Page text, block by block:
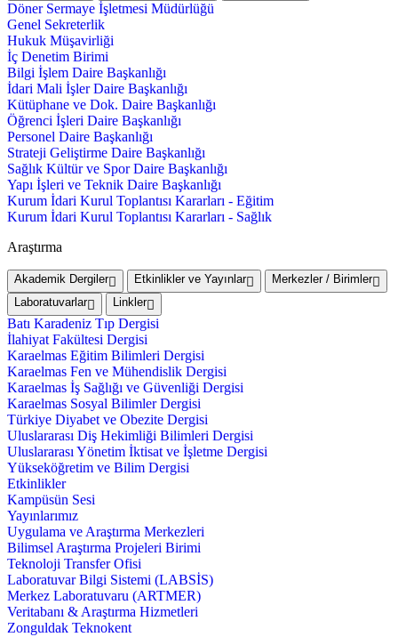
Döner Sermaye İşletmesi Müdürlüğü
Genel Sekreterlik
Hukuk Müşavirliği
İç Denetim Birimi
Bilgi İşlem Daire Başkanlığı
İdari Mali İşler Daire Başkanlığı
Kütüphane ve Dok. Daire Başkanlığı
Öğrenci İşleri Daire Başkanlığı
Personel Daire Başkanlığı
Strateji Geliştirme Daire Başkanlığı
Sağlık Kültür ve Spor Daire Başkanlığı
Yapı İşleri ve Teknik Daire Başkanlığı
Kurum İdari Kurul Toplantısı Kararları - Eğitim
Kurum İdari Kurul Toplantısı Kararları - Sağlık
Araştırma
Akademik Dergiler Etkinlikler ve Yayınlar
Merkezler / Birimler
Laboratuvarlar
Linkler
Batı Karadeniz Tıp Dergisi
İlahiyat Fakültesi Dergisi
Karaelmas Eğitim Bilimleri Dergisi
Karaelmas Fen ve Mühendislik Dergisi
Karaelmas İş Sağlığı ve Güvenliği Dergisi
Karaelmas Sosyal Bilimler Dergisi
Türkiye Diyabet ve Obezite Dergisi
Uluslararası Diş Hekimliği Bilimleri Dergisi
Uluslararası Yönetim İktisat ve İşletme Dergisi
Yükseköğretim ve Bilim Dergisi
Etkinlikler
Kampüsün Sesi
Yayınlarımız
Uygulama ve Araştırma Merkezleri
Bilimsel Araştırma Projeleri Birimi
Teknoloji Transfer Ofisi
Laboratuvar Bilgi Sistemi (LABSİS)
Merkez Laboratuvaru (ARTMER)
Veritabanı & Araştırma Hizmetleri
Zonguldak Teknokent